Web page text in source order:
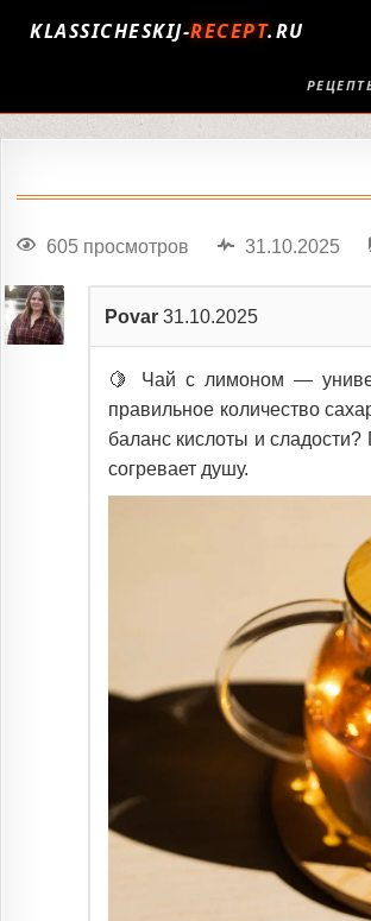
KLASSICHESKIJ-RECEPT.RU
605 просмотров 31.10.2025
Povar 31.10.2025
🍋 Чай с лимоном —
правильное количество
баланс кислоты и сладости?
согревает душу.